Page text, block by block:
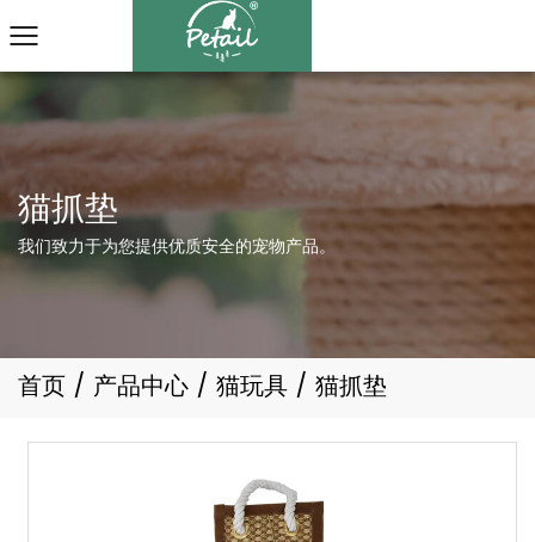
我们致力于为您提供优质安全的宠物产品。
首页 / 产品中心 / 猫玩具 / 猫抓垫